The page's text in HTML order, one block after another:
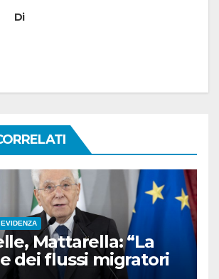
Di
Mattarella: “La
dei flussi migratori